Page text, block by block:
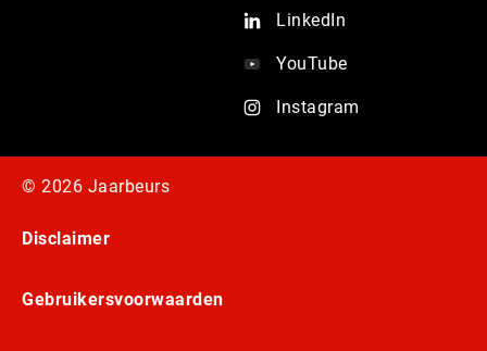
LinkedIn
YouTube
Instagram
© 2026 Jaarbeurs
Disclaimer
Gebruikersvoorwaarden